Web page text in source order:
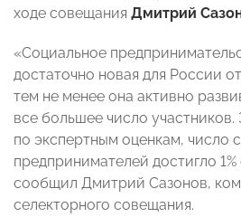
ходе совещания Дмитрий
«Социальное
достаточно новая для России
тем не менее она активно
все большее число участников.
по экспертным оценкам, число
предпринимателей достигло
сообщил Дмитрий Сазонов,
селекторного совещания.